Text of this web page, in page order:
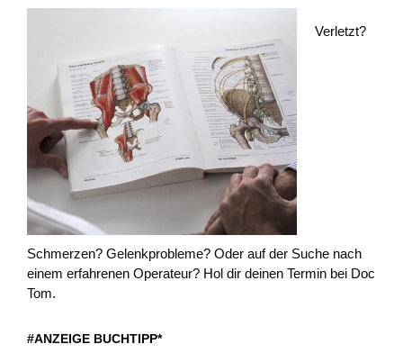
Verletzt?
Schmerzen? Gelenkprobleme? Oder auf der Suche nach
einem erfahrenen Operateur? Hol dir deinen Termin bei Doc
Tom.
#ANZEIGE BUCHTIPP*